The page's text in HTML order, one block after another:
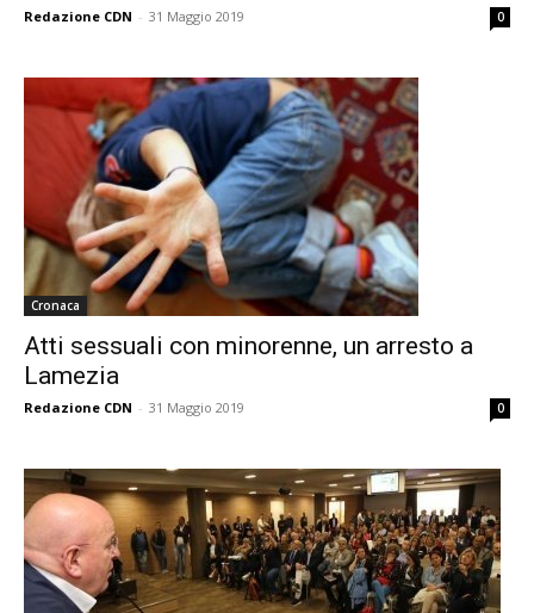
Redazione CDN - 31 Maggio 2019 0
Cronaca
Atti sessuali con minorenne, un arresto a
Lamezia
Redazione CDN - 31 Maggio 2019 0